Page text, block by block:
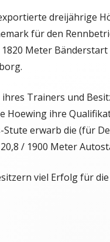
dreijährige
für den
Meter
ihres Trainers und
Hoewing ihre
erwarb die (für
/ 1900 Meter
viel Erfolg für